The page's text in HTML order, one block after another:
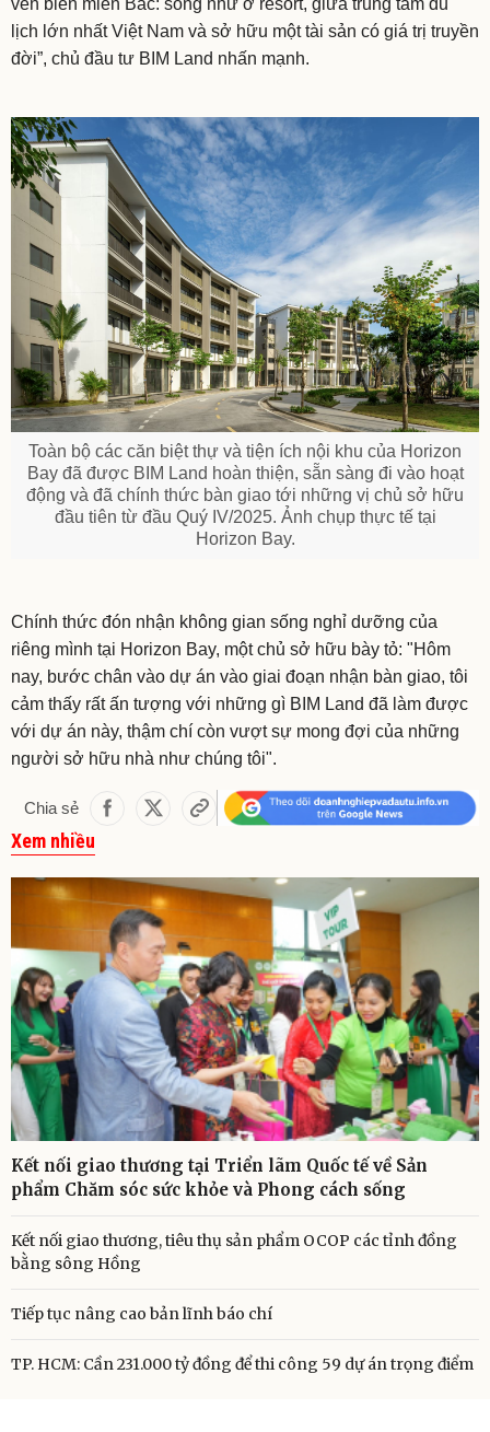
ven biển miền Bắc: sống như ở resort, giữa trung tâm du
lịch lớn nhất Việt Nam và sở hữu một tài sản có giá trị truyền
đời”, chủ đầu tư BIM Land nhấn mạnh.
Toàn bộ các căn biệt thự và tiện ích nội khu của Horizon
Bay đã được BIM Land hoàn thiện, sẵn sàng đi vào hoạt
động và đã chính thức bàn giao tới những vị chủ sở hữu
đầu tiên từ đầu Quý IV/2025. Ảnh chụp thực tế tại
Horizon Bay.
Chính thức đón nhận không gian sống nghỉ dưỡng của
riêng mình tại Horizon Bay, một chủ sở hữu bày tỏ: "Hôm
nay, bước chân vào dự án vào giai đoạn nhận bàn giao, tôi
cảm thấy rất ấn tượng với những gì BIM Land đã làm được
với dự án này, thậm chí còn vượt sự mong đợi của những
người sở hữu nhà như chúng tôi".
Chia sẻ
Xem nhiều
Kết nối giao thương tại Triển lãm Quốc tế về Sản
phẩm Chăm sóc sức khỏe và Phong cách sống
Kết nối giao thương, tiêu thụ sản phẩm OCOP các tỉnh đồng
bằng sông Hồng
Tiếp tục nâng cao bản lĩnh báo chí
TP. HCM: Cần 231.000 tỷ đồng để thi công 59 dự án trọng điểm